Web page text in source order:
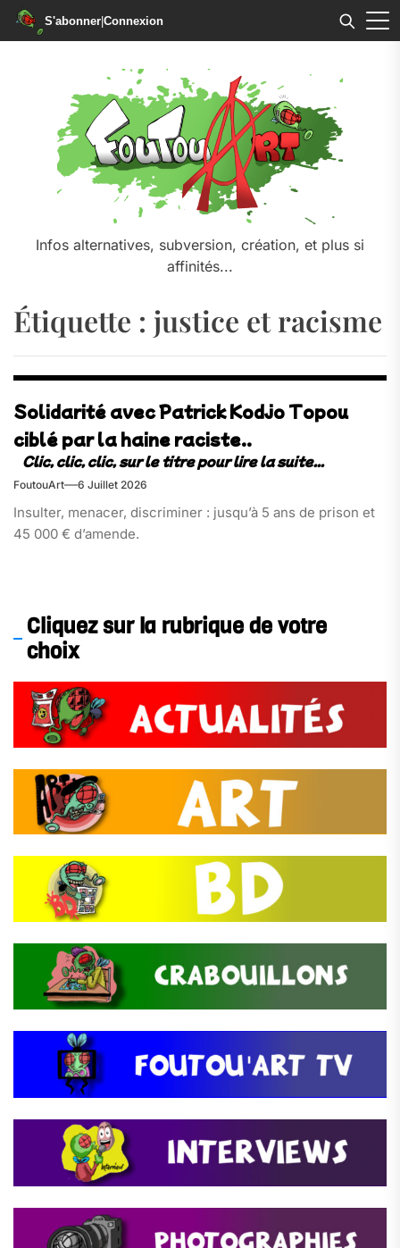
S'abonner|Connexion
Infos alternatives, subversion, création, et plus si
affinités...
Étiquette : justice et racisme
Solidarité avec Patrick Kodjo Topou
ciblé par la haine raciste..
FoutouArt 6 Juillet 2026
Insulter, menacer, discriminer : jusqu’à 5 ans de prison et
45 000 € d’amende.
Cliquez sur la rubrique de votre
choix